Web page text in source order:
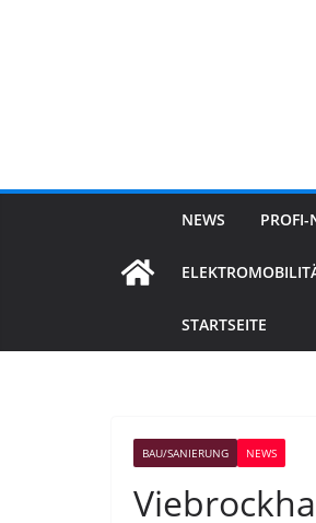
NEWS PROFI-
STARTSEITE
BAU/SANIERUNG NEWS